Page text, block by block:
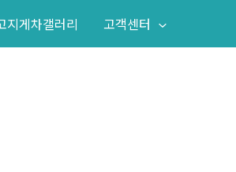
지게차갤러리 고객센터